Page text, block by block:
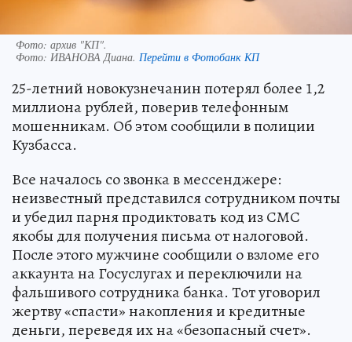
Фото: архив "КП".
Фото: ИВАНОВА Диана. Перейти в Фотобанк КП
25-летний новокузнечанин потерял более 1,2
миллиона рублей, поверив телефонным
мошенникам. Об этом сообщили в полиции
Кузбасса.
Все началось со звонка в мессенджере:
неизвестный представился сотрудником почты
и убедил парня продиктовать код из СМС
якобы для получения письма от налоговой.
После этого мужчине сообщили о взломе его
аккаунта на Госуслугах и переключили на
фальшивого сотрудника банка. Тот уговорил
жертву «спасти» накопления и кредитные
деньги, переведя их на «безопасный счет».